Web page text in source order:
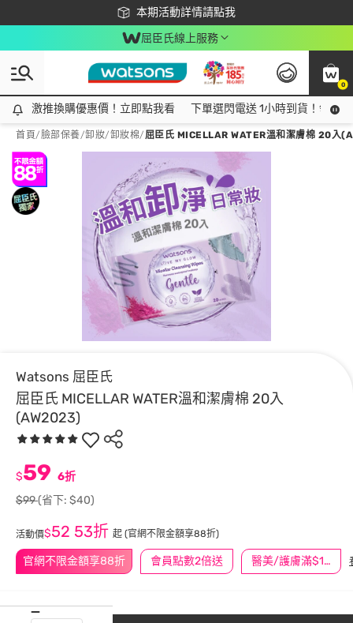
本期活動詳情請點我
下載app最高回饋$350
屈臣氏線上服務
0
激推換購優惠價！立即點我看
激推換購優惠價！立即點我看 下單選閃電送 1小時到貨！領神
首頁/臉部保養/卸妝/卸妝棉/屈臣氏 MICELLAR WATER溫和潔膚棉 20入
Watsons 屈臣氏
屈臣氏 MICELLAR WATER溫和潔膚棉 20入
(AW2023)
官網不限金額享88折 會員點數2倍送 醫美/護膚滿$1200送$200
$59 6折
$99(省下: $40)
活動價$52 53折 起 (官網不限金額享88折)